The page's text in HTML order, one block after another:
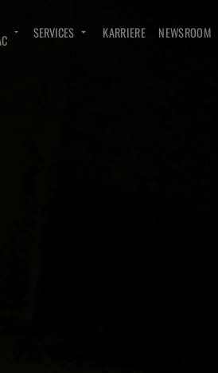
SERVICES KARRIERE NEWSROOM